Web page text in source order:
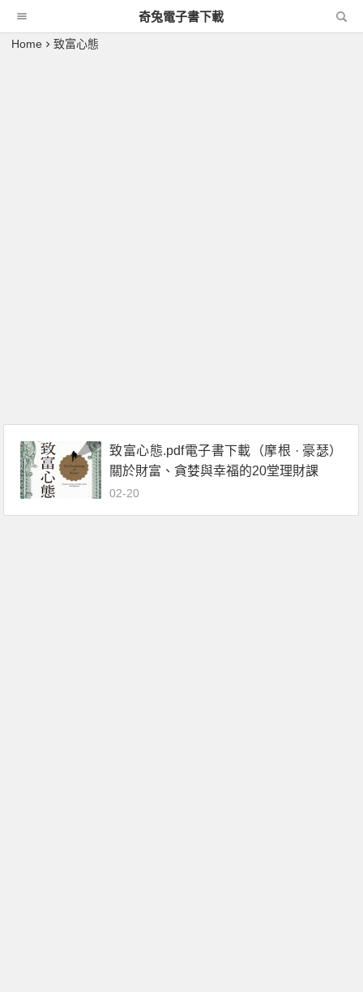
奇兔電子書下載
Home 致富心態
致富心態.pdf電子書下載（摩根 · 豪瑟）
關於財富、貪婪與幸福的20堂理財課
02-20